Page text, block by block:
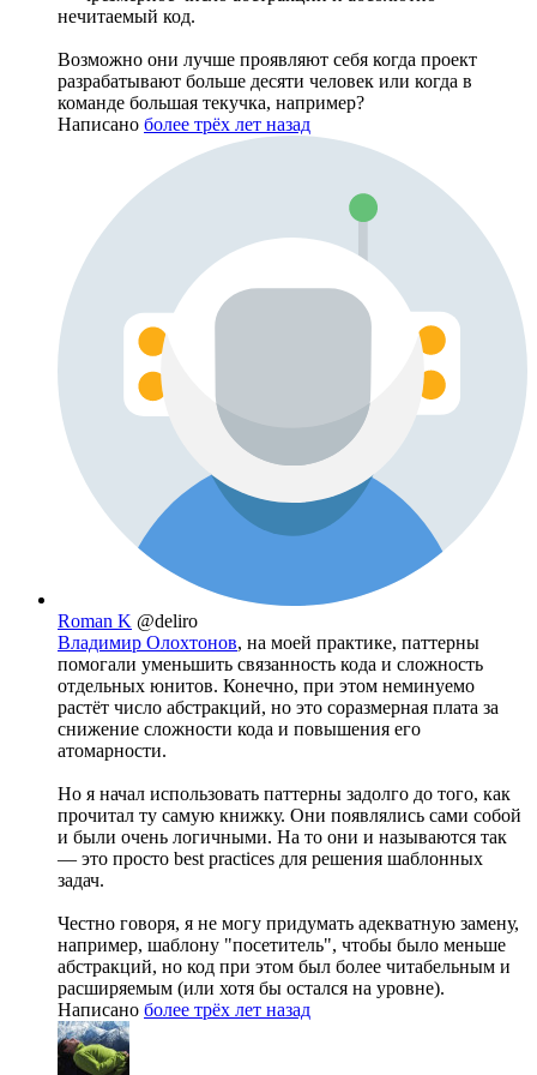
нечитаемый код.
Возможно они лучше проявляют себя когда проект
разрабатывают больше десяти человек или когда в
команде большая текучка, например?
Написано более трёх лет назад
Roman K @deliro
Владимир Олохтонов, на моей практике, паттерны
помогали уменьшить связанность кода и сложность
отдельных юнитов. Конечно, при этом неминуемо
растёт число абстракций, но это соразмерная плата за
снижение сложности кода и повышения его
атомарности.
Но я начал использовать паттерны задолго до того, как
прочитал ту самую книжку. Они появлялись сами собой
и были очень логичными. На то они и называются так
— это просто best practices для решения шаблонных
задач.
Честно говоря, я не могу придумать адекватную замену,
например, шаблону "посетитель", чтобы было меньше
абстракций, но код при этом был более читабельным и
расширяемым (или хотя бы остался на уровне).
Написано более трёх лет назад